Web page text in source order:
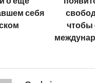
себя
чтобы